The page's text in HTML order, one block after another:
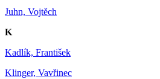
Juhn, Vojtěch
K
Kadlík, František
Klinger, Vavřinec